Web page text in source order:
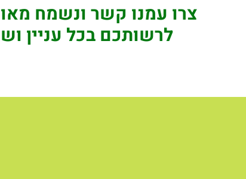
צרו עמנו קשר ונשמח
לרשותכם בכל עניין